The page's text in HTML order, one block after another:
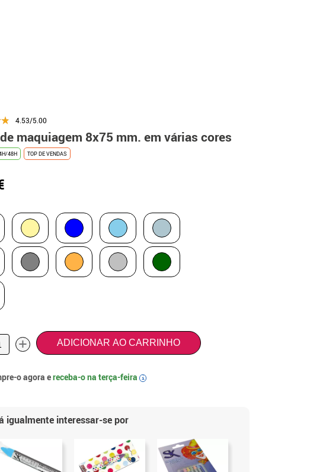
4.53/5.00
maquiagem 8x75 mm. em várias cores
48H TOP DE VENDAS
+ ADICIONAR AO CARRINHO
o agora ereceba-o na terça-feira i
igualmente interessar-se por